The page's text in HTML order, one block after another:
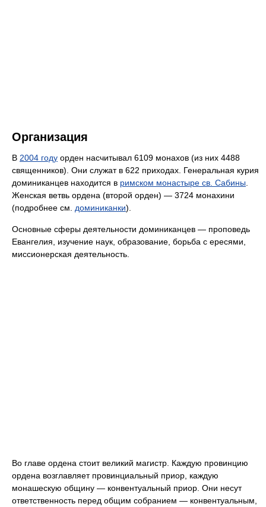
Организация
В 2004 году орден насчитывал 6109 монахов (из них 4488
священников). Они служат в 622 приходах. Генеральная курия
доминиканцев находится в римском монастыре св. Сабины
Женская ветвь ордена (второй орден) — 3724 монахини
(подробнее см. доминиканки).
Основные сферы деятельности доминиканцев — проповедь
Евангелия, изучение наук, образование, борьба с ересями,
миссионерская деятельность.
Во главе ордена стоит великий магистр. Каждую провинцию
ордена возглавляет провинциальный приор, каждую
монашескую общину — конвентуальный приор. Они несут
ответственность перед общим собранием — конвентуальным,